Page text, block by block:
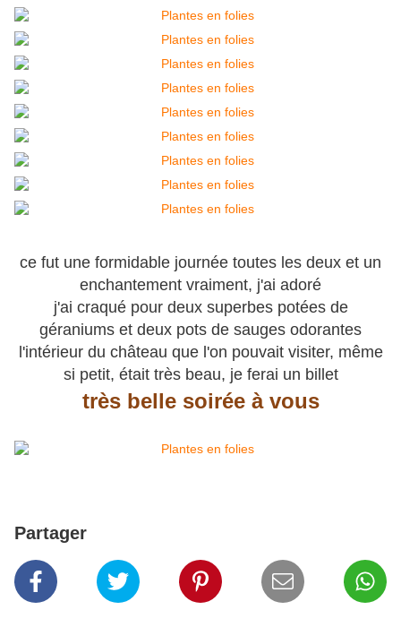
ce fut une formidable journée toutes les deux et un
enchantement vraiment, j'ai adoré
j'ai craqué pour deux superbes potées de
géraniums et deux pots de sauges odorantes
l'intérieur du château que l'on pouvait visiter, même
si petit, était très beau, je ferai un billet
très belle soirée à vous
Partager